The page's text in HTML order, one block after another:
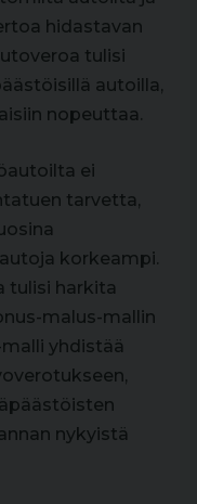
hidastavan
tulisi
autoilla,
nopeuttaa.
ei
tarvetta,
korkeampi.
tulisi harkita
malus-mallin
yhdistää
nykyistä